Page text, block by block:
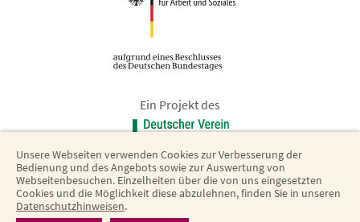
Ein Projekt des
Barrierefreiheit
Unsere Webseiten verwenden Cookies zur Verbesserung der
Bedienung und des Angebots sowie zur Auswertung von
Webseitenbesuchen. Einzelheiten über die von uns eingesetzten
Cookies und die Möglichkeit diese abzulehnen, finden Sie in unseren
Datenschutzhinweisen.